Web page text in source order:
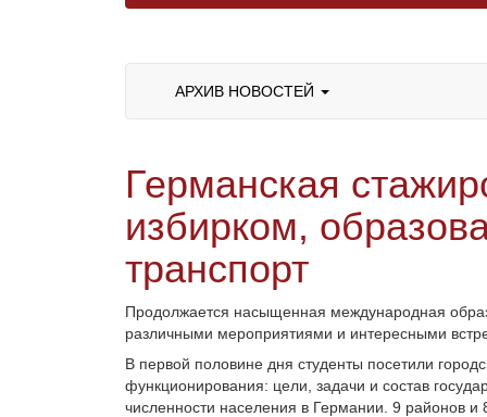
АРХИВ НОВОСТЕЙ
Германская
избирком,
транспорт
Продолжается насыщенная международная
различными мероприятиями и интересными
В первой половине дня студенты посетили
функционирования: цели, задачи и состав
численности населения в Германии. 9 районов